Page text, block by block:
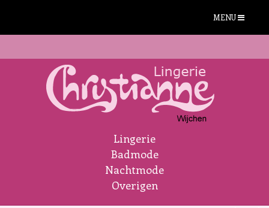
MENU
Lingerie
Badmode
Nachtmode
Overigen